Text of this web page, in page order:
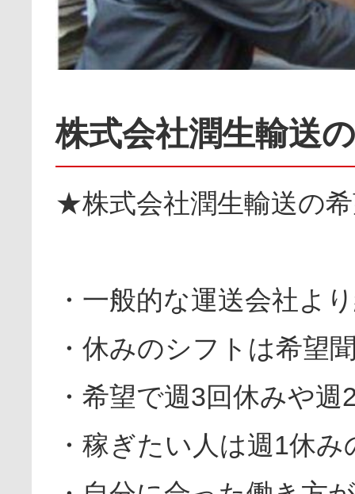
株式会社潤生輸送
★株式会社潤生輸送の
・一般的な運送会社よ
・休みのシフトは希望
・希望で週3回休みや
・稼ぎたい人は週1休